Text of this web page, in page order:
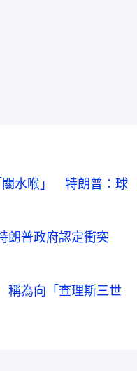
關水喉」 特朗普：球
普政府認定衝突
為向「查理斯三世